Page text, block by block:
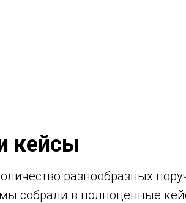
кейсы
разнообразных
собрали в полноценные